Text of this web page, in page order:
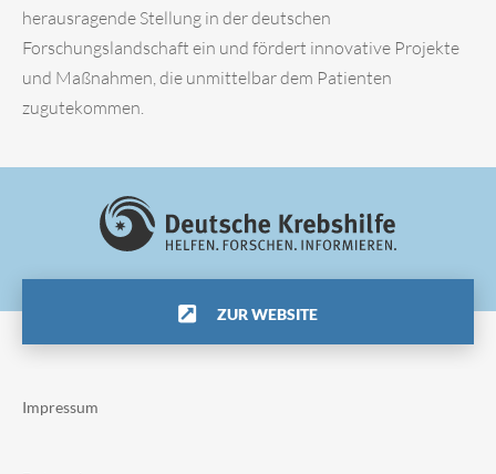
herausragende Stellung in der deutschen
Forschungslandschaft ein und fördert innovative Projekte
und Maßnahmen, die unmittelbar dem Patienten
zugutekommen.
ZUR WEBSITE
Impressum